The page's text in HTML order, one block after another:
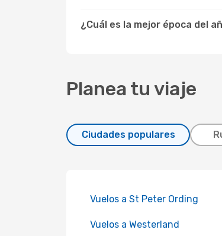
¿Cuál es la mejor época del
Planea tu viaje
Ciudades populares
Vuelos a St Peter Ording
Vuelos a Westerland